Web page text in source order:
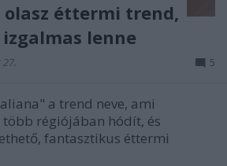
olasz éttermi trend,
lenne
5
a trend neve, ami
több régiójában hódít, és
fantasztikus éttermi